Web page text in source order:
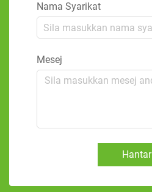
Nama Syarikat
Mesej
Hantar